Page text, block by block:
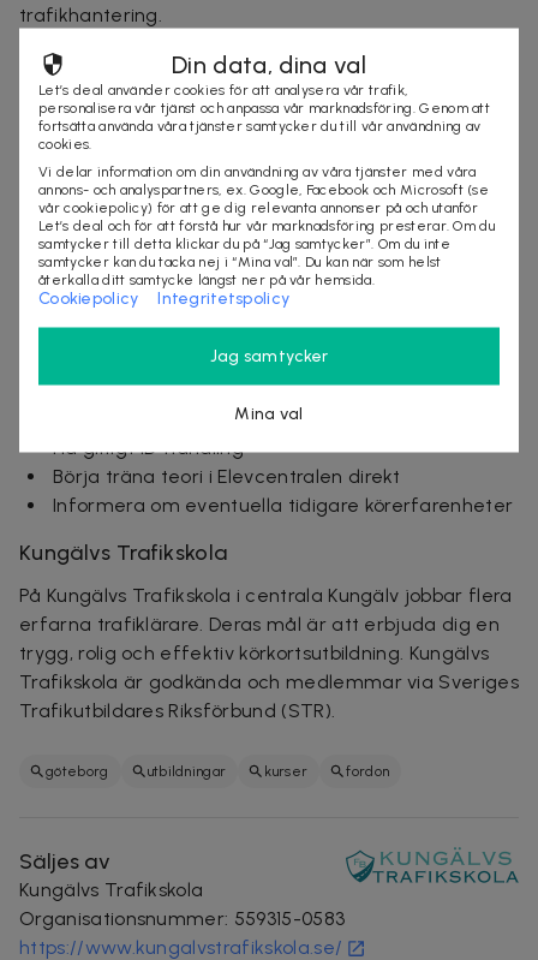
trafikhantering.
Risk 2 är en obligatorisk utbildning som ingår i paketet
och lär dig om risker i trafiken och hur du hanterar
farliga situationer. Utbildningen genomförs i grupp.
vilket ger dig trygghet att köra med samma bil som
du tränat i under dina lektioner.
Val av bil:
Du kan välja mellan automat eller manuellt växlad bil
beroende på dina preferenser.
Boka dina lektioner i god tid
Ha giltigt ID-handling
Börja träna teori i Elevcentralen direkt
Informera om eventuella tidigare körerfarenheter
Kungälvs Trafikskola
På Kungälvs Trafikskola i centrala Kungälv jobbar flera
erfarna trafiklärare. Deras mål är att erbjuda dig en
trygg, rolig och effektiv körkortsutbildning. Kungälvs
Trafikskola är godkända och medlemmar via Sveriges
Trafikutbildares Riksförbund (STR).
göteborg utbildningar kurser fordon
Säljes av
Kungälvs Trafikskola
Organisationsnummer: 559315-0583
https://www.kungalvstrafikskola.se/
Din data, dina val
Let’s deal använder cookies för att analysera vår trafik,
personalisera vår tjänst och anpassa vår marknadsföring. Genom att
fortsätta använda våra tjänster samtycker du till vår användning av
cookies.
Vi delar information om din användning av våra tjänster med våra
annons- och analyspartners, ex. Google, Facebook och Microsoft (se
vår cookiepolicy) för att ge dig relevanta annonser på och utanför
Let’s deal och för att förstå hur vår marknadsföring presterar. Om du
samtycker till detta klickar du på “Jag samtycker”. Om du inte
samtycker kan du tacka nej i “Mina val”. Du kan när som helst
återkalla ditt samtycke längst ner på vår hemsida.
Cookiepolicy Integritetspolicy
Jag samtycker
Mina val